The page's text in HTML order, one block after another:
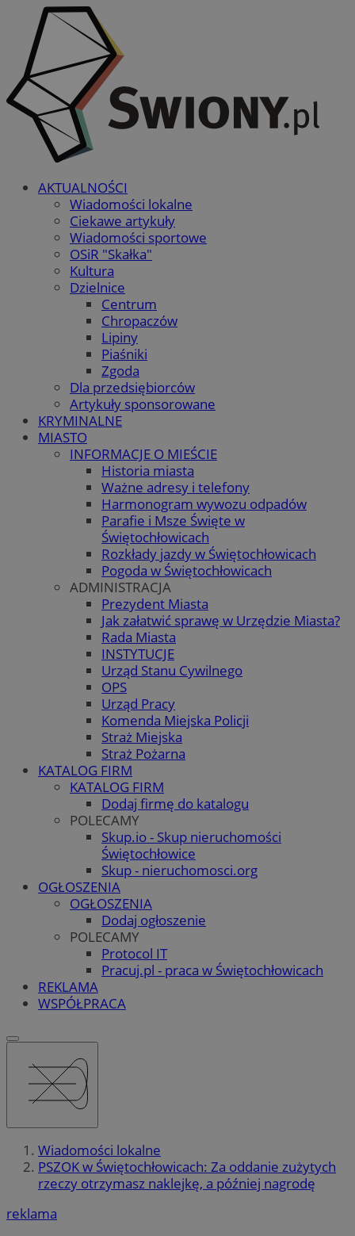
AKTUALNOŚCI
Wiadomości lokalne
Ciekawe artykuły
Wiadomości sportowe
OSiR "Skałka"
Kultura
Dzielnice
Centrum
Chropaczów
Lipiny
Piaśniki
Zgoda
Dla przedsiębiorców
Artykuły sponsorowane
KRYMINALNE
MIASTO
INFORMACJE O MIEŚCIE
Historia miasta
Ważne adresy i telefony
Harmonogram wywozu odpadów
Parafie i Msze Święte w
Świętochłowicach
Rozkłady jazdy w Świętochłowicach
Pogoda w Świętochłowicach
ADMINISTRACJA
Prezydent Miasta
Jak załatwić sprawę w Urzędzie Miasta?
Rada Miasta
INSTYTUCJE
Urząd Stanu Cywilnego
OPS
Urząd Pracy
Komenda Miejska Policji
Straż Miejska
Straż Pożarna
KATALOG FIRM
KATALOG FIRM
Dodaj firmę do katalogu
POLECAMY
Skup.io - Skup nieruchomości
Świętochłowice
Skup - nieruchomosci.org
OGŁOSZENIA
OGŁOSZENIA
Dodaj ogłoszenie
POLECAMY
Protocol IT
Pracuj.pl - praca w Świętochłowicach
REKLAMA
WSPÓŁPRACA
Wiadomości lokalne
PSZOK w Świętochłowicach: Za oddanie zużytych
rzeczy otrzymasz naklejkę, a później nagrodę
reklama